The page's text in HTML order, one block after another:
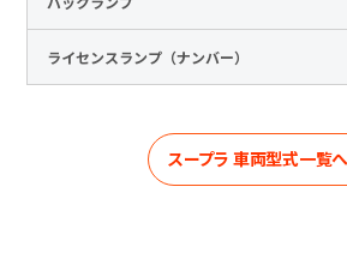
ライセンスランプ（ナンバー）
スープラ 車両型式一覧へ